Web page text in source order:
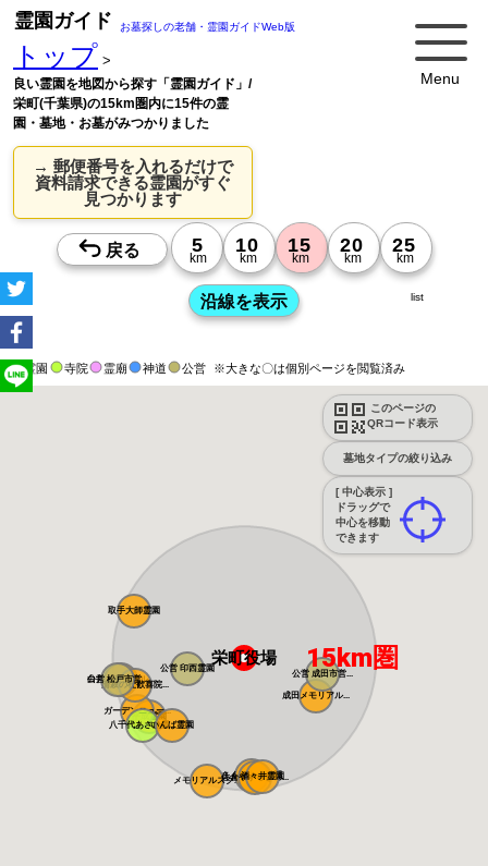
Menu
霊園ガイド お墓探しの老舗・霊園ガイドWeb版
トップ >
良い霊園を地図から探す「霊園ガイド」/
栄町(千葉県)の15km圏内に15件の霊
園・墓地・お墓がみつかりました
→ 郵便番号を入れるだけで
資料請求できる霊園がすぐ
見つかります
霊園 寺院 霊廟 神道 公営 ※大きな〇は個別ページを閲覧済み
このページの
QRコード表示
墓地タイプの絞り込み
[ 中心表示 ]
ドラッグで
中心を移動
できます
list
白井メモリアル...
平成霊園
ガーデンニュー...
八千代あさひ霊...
メモリアルスク...
成田メモリアル...
さくら中央霊園
いんば霊園
取手大師霊園
佐倉やすらぎの...
清寂の杜歓喜院...
公営 印西霊園
公営 成田市営...
公営 松戸市営...
酒々井霊園
栄町役場 15km圏